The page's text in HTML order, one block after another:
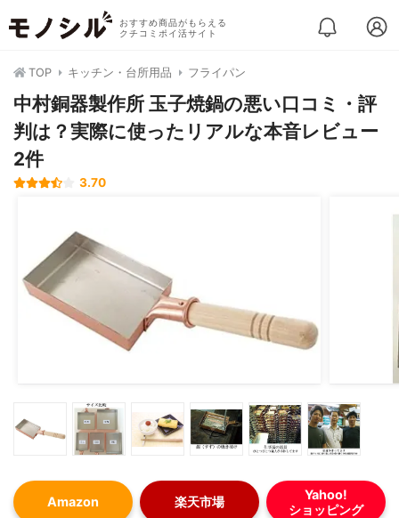
おすすめ商品がもらえる
クチコミポイ活サイト
TOP キッチン・台所用品 フライパン
中村銅器製作所 玉子焼鍋の悪い口コミ・評
判は？実際に使ったリアルな本音レビュー
2件
3.70
Amazon 楽天市場
Yahoo!
ショッピング